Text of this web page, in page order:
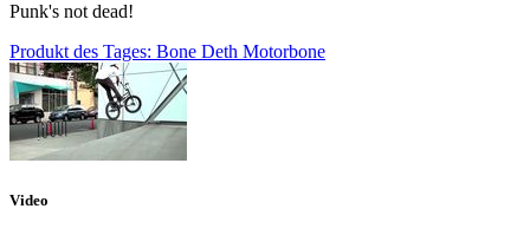
Punk's not dead!
Produkt des Tages: Bone Deth Motorbone
Video